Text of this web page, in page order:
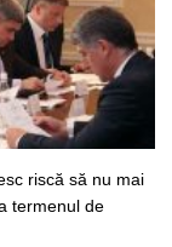
riscă să nu mai
termenul de